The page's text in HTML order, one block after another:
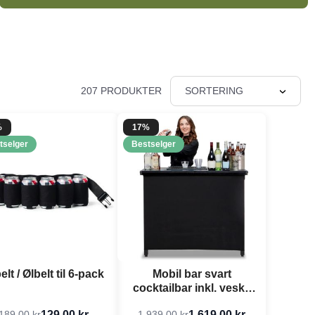
207 PRODUKTER SORTERING
/ Ølbelt til 6-pack
17%
Bestselger
Mobil bar svart
cocktailbar inkl. veske